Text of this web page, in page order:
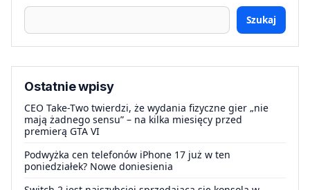
Szukaj
Ostatnie wpisy
CEO Take-Two twierdzi, że wydania fizyczne gier „nie
mają żadnego sensu” – na kilka miesięcy przed
premierą GTA VI
Podwyżka cen telefonów iPhone 17 już w ten
poniedziałek? Nowe doniesienia